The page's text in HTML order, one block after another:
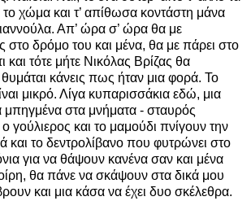
χώμα και τ’ απίθωσα κοντάστη μάνα
Απ’ ώρα σ’ ώρα θα με
στο δρόμο του και μένα, θα με πάρει στο
και τότε μήτε Νικόλας Βρίζας θα
θυμάται κάνεις πως ήταν μια φορά. Το
μικρό. Λίγα κυπαρισσάκια εδώ, μια
μπηγμένα στα μνήματα - σταυρός
γούλιερος και το μαμούδι πνίγουν την
και το δεντρολίβανο που φυτρώνει στο
για να θάψουν κανένα σαν και μένα
θα πάνε να σκάψουν στα δικά μου
και μια κάσα να έχει δυο σκέλεθρα.